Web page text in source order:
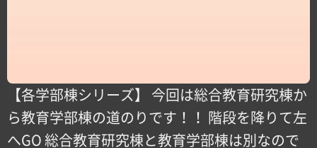
【各学部棟シリーズ】 今回は総合教育研究棟か
ら教育学部棟の道のりです！！ 階段を降りて左
へGO 総合教育研究棟と教育学部棟は別なので